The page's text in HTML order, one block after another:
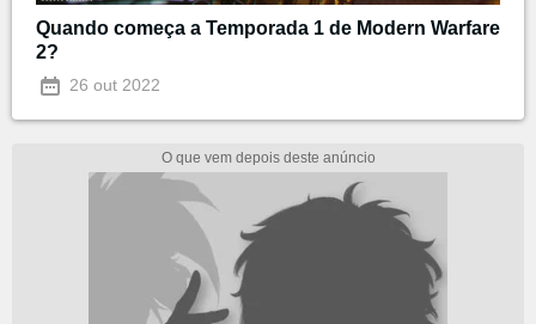
Quando começa a Temporada 1 de Modern Warfare
2?
26 out 2022